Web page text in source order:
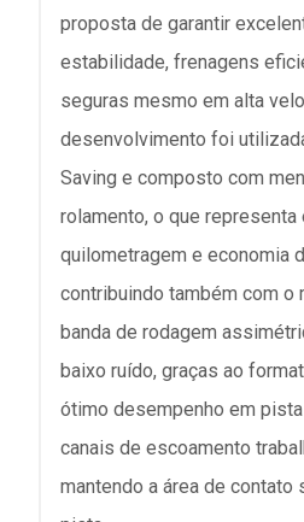
proposta de garantir
estabilidade, frenagens
seguras mesmo em alta
desenvolvimento foi
Saving e composto com
rolamento, o que representa
quilometragem e economia
contribuindo também com o
banda de rodagem
baixo ruído, graças ao
ótimo desempenho em
canais de escoamento
mantendo a área de contato